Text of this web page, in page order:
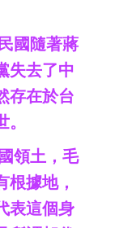
國隨著蔣
失去了中
存在於台
領土，毛
根據地，
表這個身